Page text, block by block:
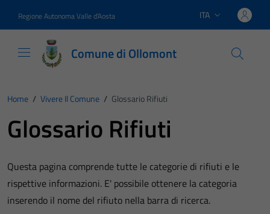
Regione Autonoma Valle d'Aosta Lingua attiva:
ITA
Comune di Ollomont
Home / Vivere Il Comune / Glossario Rifiuti
Glossario Rifiuti
Questa pagina comprende tutte le categorie di rifiuti e le
rispettive informazioni. E' possibile ottenere la categoria
inserendo il nome del rifiuto nella barra di ricerca.